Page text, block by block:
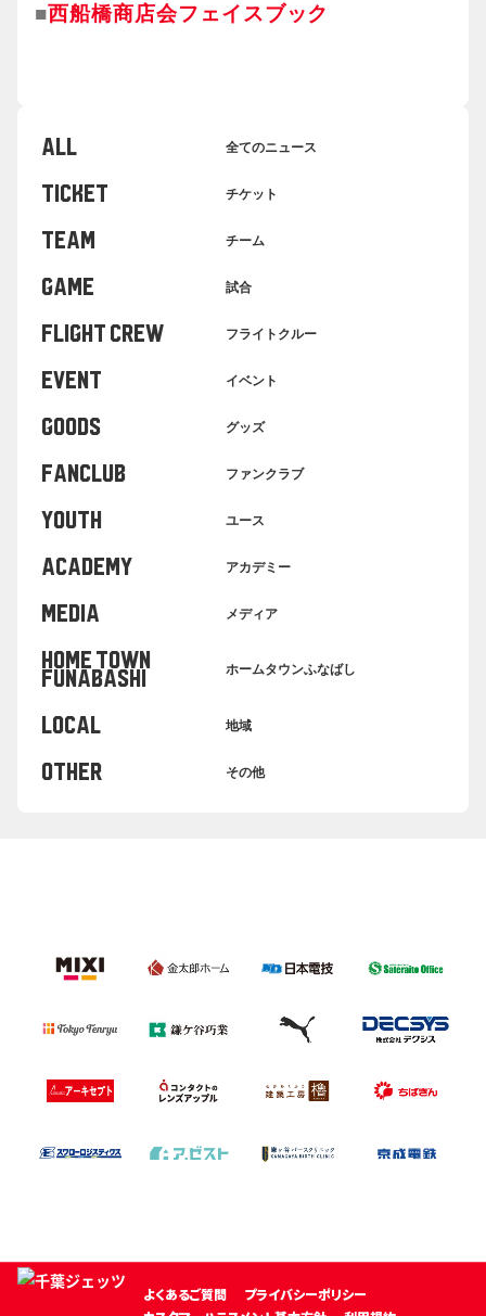
■西船橋商店会フェイスブック
ALL 全てのニュース
TICKET チケット
TEAM チーム
GAME 試合
FLIGHT CREW フライトクルー
EVENT イベント
GOODS グッズ
FANCLUB ファンクラブ
YOUTH ユース
ACADEMY アカデミー
MEDIA メディア
HOME TOWN
FUNABASHI ホームタウンふなばし
LOCAL 地域
OTHER その他
よくあるご質問
プライバシーポリシー